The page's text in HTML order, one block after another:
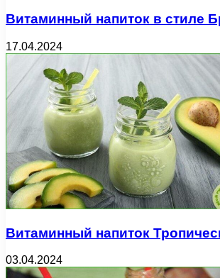
Витаминный напиток в стиле
17.04.2024
Витаминный напиток
03.04.2024